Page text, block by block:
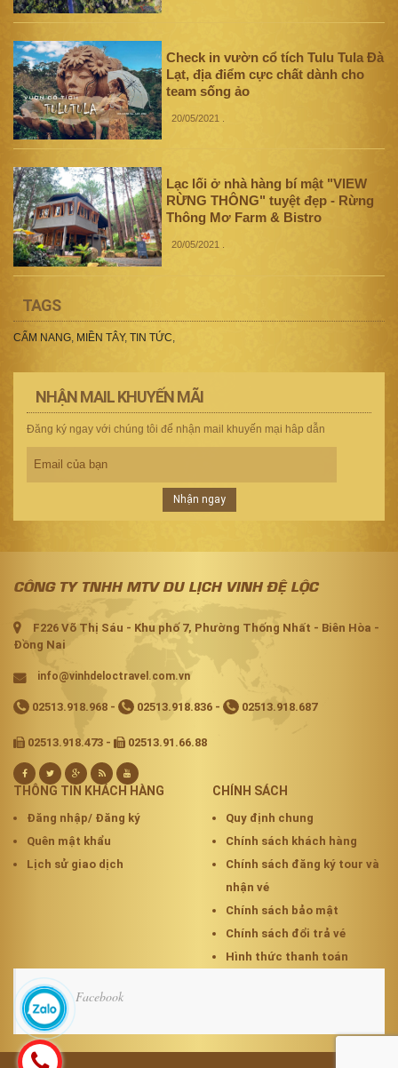
Check in vườn cổ tích Tulu Tula Đà
Lạt, địa điểm cực chất dành cho
team sống ảo
20/05/2021
Lạc lối ở nhà hàng bí mật "VIEW
RỪNG THÔNG" tuyệt đẹp - Rừng
Thông Mơ Farm & Bistro
20/05/2021
TAGS
CẨM NANG MIỀN TÂY, TIN TỨC
NHẬN MAIL KHUYẾN MÃI
Đăng ký ngay với chúng tôi để nhận mail khuyến mại hâp dẫn
Nhận ngay
CÔNG TY TNHH MTV DU LỊCH VINH ĐỆ LỘC
F226 Võ Thị Sáu - Khu phố 7, Phường Thống Nhất - Biên Hòa -
Đồng Nai
info@vinhdeloctravel.com.vn
02513.918.968 - 02513.918.836 - 02513.918.687
02513.918.473 - 02513.91.66.88
THÔNG TIN KHÁCH HÀNG
Đăng nhập/ Đăng ký
Quên mật khẩu
Lịch sử giao dịch
CHÍNH SÁCH
Quy định chung
Chính sách khách hàng
Chính sách đăng ký tour và
nhận vé
Chính sách bảo mật
Chính sách đổi trả vé
Hình thức thanh toán
Facebook